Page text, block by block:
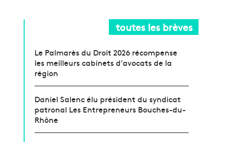
toutes les brèves
Le Palmarès du Droit 2026 récompense
les meilleurs cabinets d’avocats de la
région
Daniel Salenc élu président du syndicat
patronal Les Entrepreneurs Bouches-du-
Rhône